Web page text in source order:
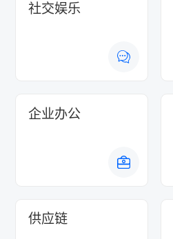
社交娱乐
企业办公
供应链